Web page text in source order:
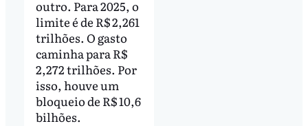
outro. Para 2025, o
limite é de R$ 2,261
trilhões. O gasto
caminha para R$
2,272 trilhões. Por
isso, houve um
bloqueio de R$ 10,6
bilhões.